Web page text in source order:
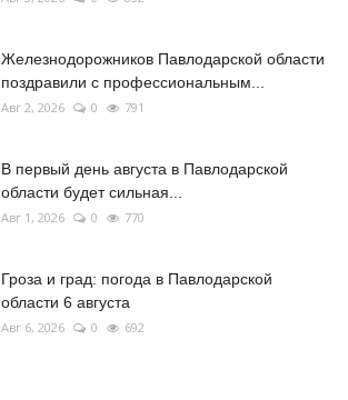
Железнодорожников Павлодарской области
поздравили с профессиональным...
Авг 2, 2026 0 791
В первый день августа в Павлодарской
области будет сильная...
Авг 1, 2026 0 770
Гроза и град: погода в Павлодарской
области 6 августа
Авг 6, 2026 0 692